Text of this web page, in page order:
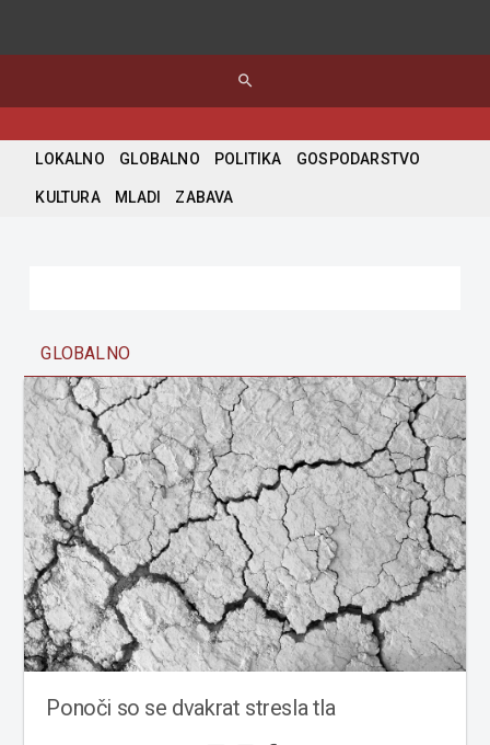
search
LOKALNO GLOBALNO POLITIKA GOSPODARSTVO
KULTURA MLADI ZABAVA
GLOBALNO
Ponoči so se dvakrat stresla tla